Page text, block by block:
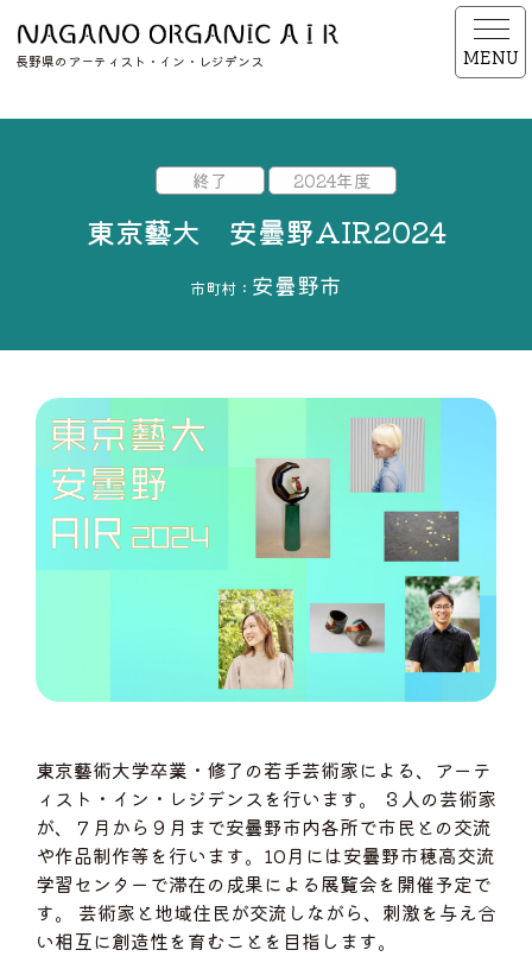
長野県のアーティスト・イン・レジデンス MENU
終了 2024年度
東京藝大 安曇野AIR2024
市町村： 安曇野市
東京藝術大学卒業・修了の若手芸術家による、アーテ
ィスト・イン・レジデンスを行います。 ３人の芸術家
が、７月から９月まで安曇野市内各所で市民との交流
や作品制作等を行います。10月には安曇野市穂高交流
学習センターで滞在の成果による展覧会を開催予定で
す。 芸術家と地域住民が交流しながら、刺激を与え合
い相互に創造性を育むことを目指します。